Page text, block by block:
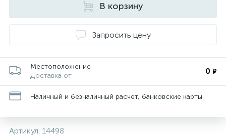
В корзину
Запросить цену
Местоположение
Доставка от
0 ₽
Наличный и безналичный расчет, банковские карты
Артикул: 14498